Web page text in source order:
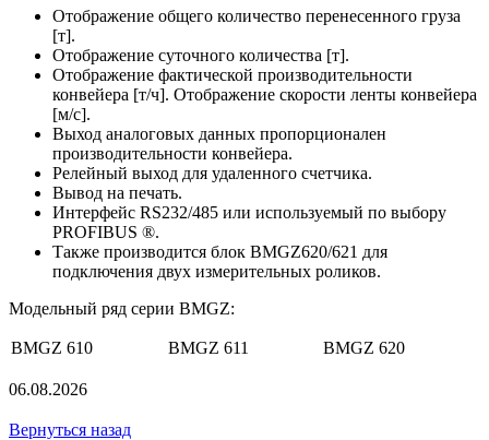
Отображение общего количество перенесенного груза
[т].
Отображение суточного количества [т].
Отображение фактической производительности
конвейера [т/ч]. Отображение скорости ленты конвейера
[м/с].
Выход аналоговых данных пропорционален
производительности конвейера.
Релейный выход для удаленного счетчика.
Вывод на печать.
Интерфейс RS232/485 или используемый по выбору
PROFIBUS ®.
Также производится блок BMGZ620/621 для
подключения двух измерительных роликов.
Модельный ряд серии BMGZ:
BMGZ 610 BMGZ 611 BMGZ 620
06.08.2026
Вернуться назад